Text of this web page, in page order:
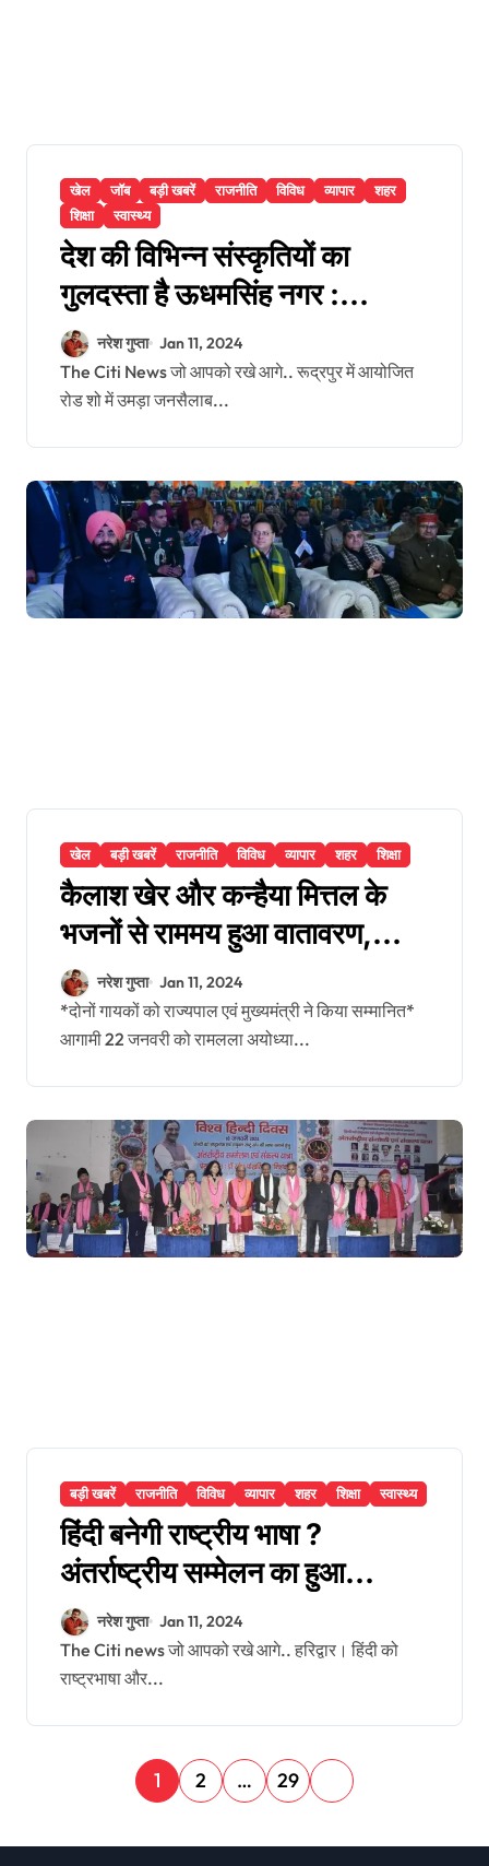
खेल जॉब बड़ी खबरें राजनीति विविध व्यापार
शहर
शिक्षा
स्वास्थ्य
देश की विभिन्न संस्कृतियों का
गुलदस्ता है ऊधमसिंह नगर :
मुख्यमंत्री
नरेश गुप्ता Jan 11, 2024
The Citi News जो आपको रखे आगे.. रूद्रपुर में आयोजित
रोड शो में उमड़ा जनसैलाब...
खेल बड़ी खबरें राजनीति विविध व्यापार शहर शिक्षा
कैलाश खेर और कन्हैया मित्तल के
भजनों से राममय हुआ वातावरण,
झूमने पर मजबूर हुए दर्शक
नरेश गुप्ता Jan 11, 2024
*दोनों गायकों को राज्यपाल एवं मुख्यमंत्री ने किया सम्मानित*
आगामी 22 जनवरी को रामलला अयोध्या...
बड़ी खबरें राजनीति विविध व्यापार शहर शिक्षा स्वास्थ्य
हिंदी बनेगी राष्ट्रीय भाषा ?
अंतर्राष्ट्रीय सम्मेलन का हुआ
आयोजन
नरेश गुप्ता Jan 11, 2024
The Citi news जो आपको रखे आगे.. हरिद्वार। हिंदी को
राष्ट्रभाषा और...
P
o
s
1 2 … 29